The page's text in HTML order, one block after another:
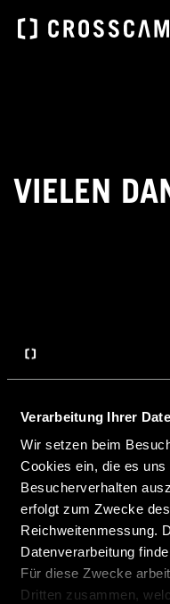
Verarbeitung Ihrer
Wir setzen beim
Cookies ein, die es
Besucherverhalten
erfolgt zum Zwecke
Reichweitenmessung.
Datenverarbeitung
Für diese Zwecke
Dritten zusammen,
VIELEN
Wir freuen uns über Ihr
Ihr ausgewählter
bei Ihnen melden, um
Ihnen alle wichtigen
Besichtigung
Wir wünschen Ihnen
Beratungstermin.